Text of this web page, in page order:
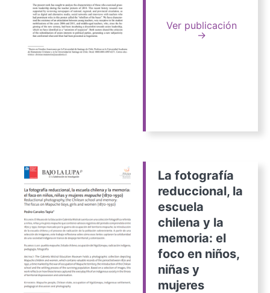
Ver publicación
→
La fotografía
reduccional, la
escuela
chilena y la
memoria: el
foco en niños,
niñas y
mujeres